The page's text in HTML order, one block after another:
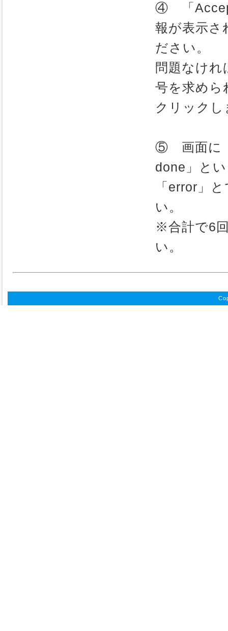
④ 「
報が表示さ
ださい。
問題なけ
号を求め
クリックし
⑤ 画面に
done」と
「error」
い。
※合計で6
い。